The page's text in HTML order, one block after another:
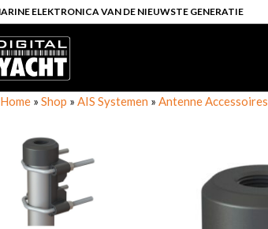
ELEKTRONICA VAN DE NIEUWSTE GENERATIE
Home » Shop » AIS Systemen » Antenne Accessoires